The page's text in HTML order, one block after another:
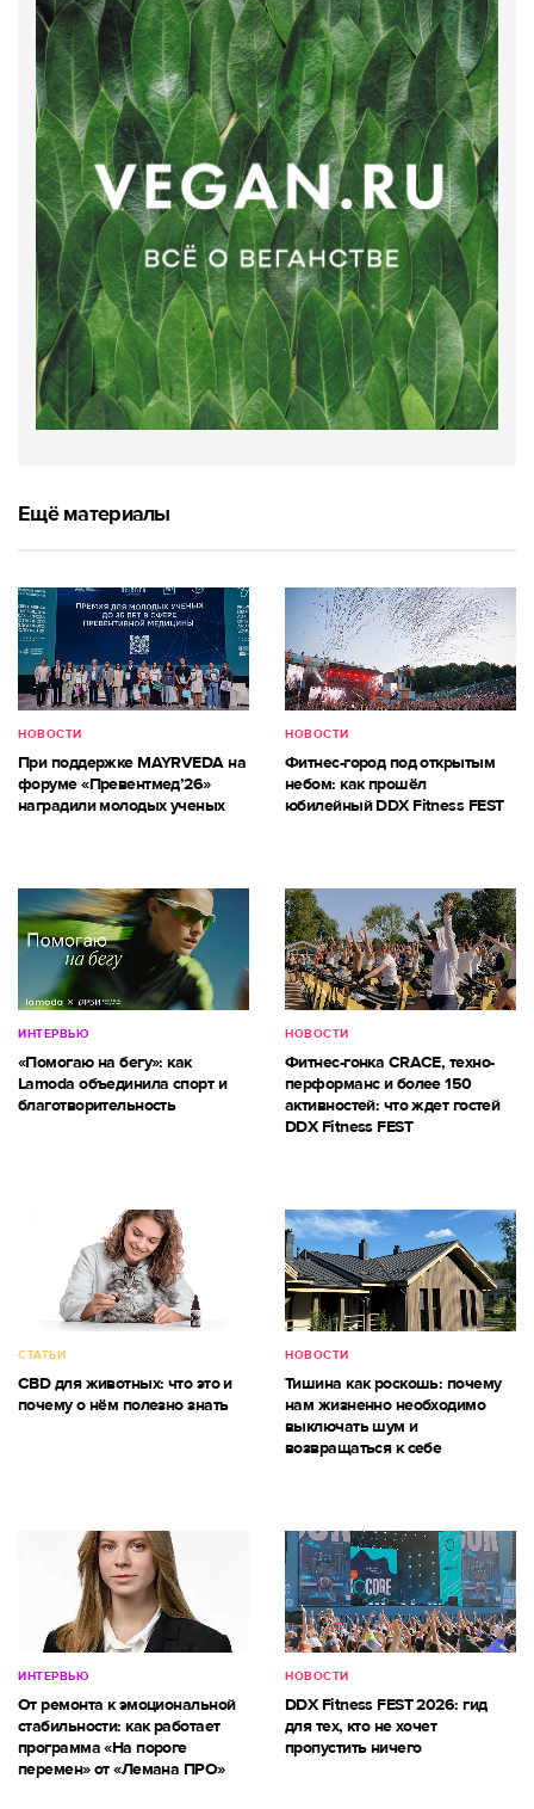
Ещё материалы
НОВОСТИ
При поддержке MAYRVEDA на
форуме «Превентмед’26»
наградили молодых ученых
НОВОСТИ
Фитнес-город под открытым
небом: как прошёл
юбилейный DDX Fitness FEST
ИНТЕРВЬЮ
«Помогаю на бегу»: как
Lamoda объединила спорт и
благотворительность
НОВОСТИ
Фитнес-гонка CRACE, техно-
перформанс и более 150
активностей: что ждет гостей
DDX Fitness FEST
СТАТЬИ
CBD для животных: что это и
почему о нём полезно знать
НОВОСТИ
Тишина как роскошь: почему
нам жизненно необходимо
выключать шум и
возвращаться к себе
ИНТЕРВЬЮ
От ремонта к эмоциональной
стабильности: как работает
программа «На пороге
перемен» от «Лемана ПРО»
НОВОСТИ
DDX Fitness FEST 2026: гид
для тех, кто не хочет
пропустить ничего